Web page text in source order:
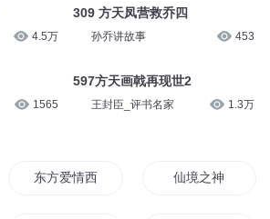
4.5万
1565
309 方天凤营救乔四
孙乔讲故事 453
597方天画戟再现世2
王封臣_评书名家 1.3万
东方爱情西方白 仙境之神